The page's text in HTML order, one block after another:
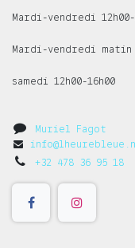
Mardi-vendredi 12h00-
Mardi-vendredi matin
samedi 12h00-16h00
Muriel Fagot
+32 478 36 95 18